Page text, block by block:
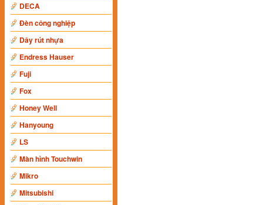
DECA
Đèn công nghiệp
Dây rút nhựa
Endress Hauser
Fuji
Fox
Honey Well
Hanyoung
LS
Màn hình Touchwin
Mikro
Mitsubishi